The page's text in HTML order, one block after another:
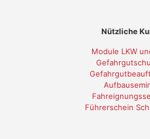
Nützliche
Module LKW
Führerschein